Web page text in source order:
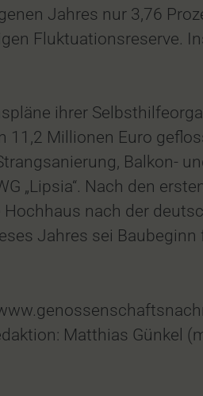
Jahres nur 3,76
Fluktuationsreserve.
ihrer
Millionen Euro
Balkon-
„Lipsia“. Nach den
nach der
Jahres sei
Matthias Günkel